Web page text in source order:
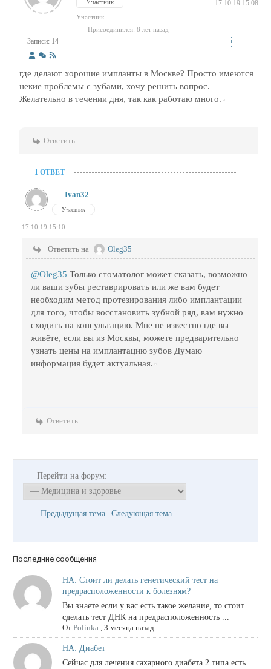
Записи: 14
Участник 17.10.19 15:08
Участник
Присоединился: 8 лет назад
где делают хорошие импланты в Москве? Просто имеются
некие проблемы с зубами, хочу решить вопрос.
Желательно в течении дня, так как работаю много.
Ответить
1 ОТВЕТ
Ivan32
Участник
17.10.19 15:10
Ответить на Oleg35
@Oleg35 Только стоматолог может сказать, возможно
ли ваши зубы реставрировать или же вам будет
необходим метод протезирования либо имплантации
для того, чтобы восстановить зубной ряд, вам нужно
сходить на консультацию. Мне не известно где вы
живёте, если вы из Москвы, можете предварительно
узнать цены на имплантацию зубов Думаю
информация будет актуальная.
Ответить
Перейти на форум:
Предыдущая тема Следующая тема
Последние сообщения
НА: Стоит ли делать генетический тест на
предрасположенности к болезням?
Вы знаете если у вас есть такое желание, то стоит
сделать тест ДНК на предрасположенность ...
От Polinka, 3 месяца назад
НА: Диабет
Сейчас для лечения сахарного диабета 2 типа есть